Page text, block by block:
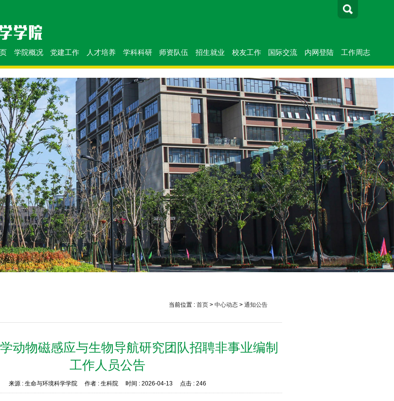
学院概况 党建工作 人才培养 学科科研 师资队伍 招生就业 校友工作 国际交流 内网登陆 工作周志
当前位置 : 首页> 中心动态> 通知公告
动物磁感应与生物导航研究团队招聘非事业编制
工作人员公告
来源 :生命与环境科学学院 作者 :生科院 时间 :2026-04-13 点击 :246